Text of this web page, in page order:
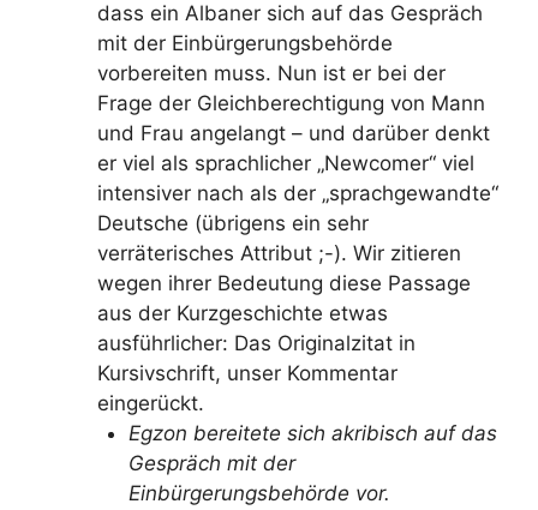
dass ein Albaner sich auf das Gespräch
mit der Einbürgerungsbehörde
vorbereiten muss. Nun ist er bei der
Frage der Gleichberechtigung von Mann
und Frau angelangt – und darüber denkt
er viel als sprachlicher „Newcomer“ viel
intensiver nach als der „sprachgewandte“
Deutsche (übrigens ein sehr
verräterisches Attribut ;-). Wir zitieren
wegen ihrer Bedeutung diese Passage
aus der Kurzgeschichte etwas
ausführlicher: Das Originalzitat in
Kursivschrift, unser Kommentar
eingerückt.
Egzon bereitete sich akribisch auf das
Gespräch mit der
Einbürgerungsbehörde vor.